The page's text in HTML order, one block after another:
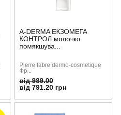
A-DERMA ЕКЗОМЕГА
КОНТРОЛ молочко
помякшува...
Pierre fabre dermo-cosmetique
Фр...
від 989.00
від 791.20 грн